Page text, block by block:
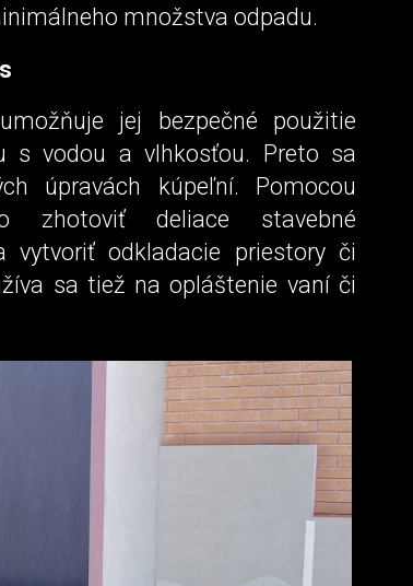
množstva odpadu.
jej bezpečné použitie
s vodou a vlhkosťou. Preto sa
úpravách kúpeľní. Pomocou
zhotoviť deliace stavebné
vytvoriť odkladacie priestory či
sa tiež na opláštenie vaní či